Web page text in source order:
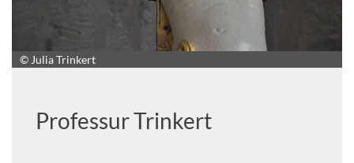
© Julia Trinkert
Professur Trinkert